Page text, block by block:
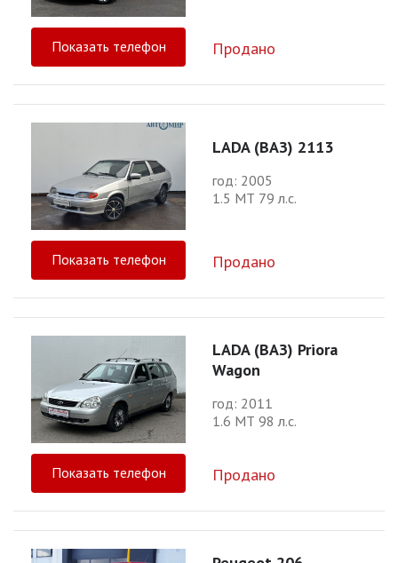
Показать телефон Продано
LADA (ВАЗ) 2113
год: 2005
1.5 МТ 79 л.с.
Показать телефон Продано
LADA (ВАЗ) Priora
Wagon
год: 2011
1.6 МТ 98 л.с.
Показать телефон Продано